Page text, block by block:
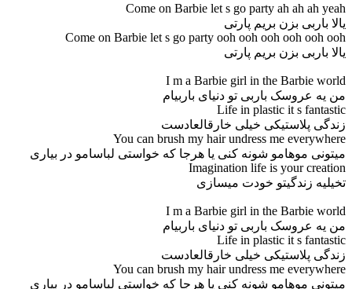
Come on Barbie let s go party ah ah ah yeah
یالا باربی بزن بریم پارتی
Come on Barbie let s go party ooh ooh ooh ooh ooh ooh
یالا باربی بزن بریم پارتی
I m a Barbie girl in the Barbie world
من یه عروسک باربی تو دنیای باربیام
Life in plastic it s fantastic
زندگی پلاستیکی خیلی خارقالعادست
You can brush my hair undress me everywhere
میتونی موهامو شونه کنی یا هرجا که خواستی لباسامو در بیاری
Imagination life is your creation
تخیلیه زندگیتو خودت میسازی
I m a Barbie girl in the Barbie world
من یه عروسک باربی تو دنیای باربیام
Life in plastic it s fantastic
زندگی پلاستیکی خیلی خارقالعادست
You can brush my hair undress me everywhere
میتونی موهامو شونه کنی یا هرجا که خواستی لباسامو در بیاری